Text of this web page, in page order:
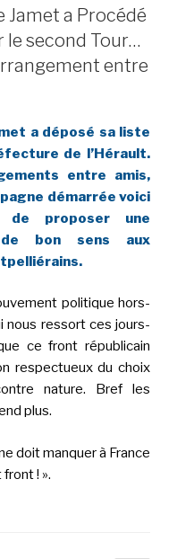
Jamet a Procédé
le second Tour…
entre
a déposé sa liste
de l’Hérault.
entre amis,
démarrée voici
de proposer une
bon sens aux
politique hors-
nous ressort ces jours-
ce front républicain
respectueux du choix
nature. Bref les
plus.
doit manquer à France
! ».